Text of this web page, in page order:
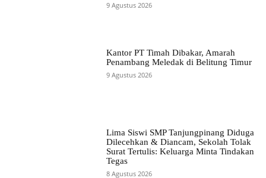
9 Agustus 2026
Kantor PT Timah Dibakar, Amarah
Penambang Meledak di Belitung Timur
9 Agustus 2026
Lima Siswi SMP Tanjungpinang Diduga
Dilecehkan & Diancam, Sekolah Tolak
Surat Tertulis: Keluarga Minta Tindakan
Tegas
8 Agustus 2026